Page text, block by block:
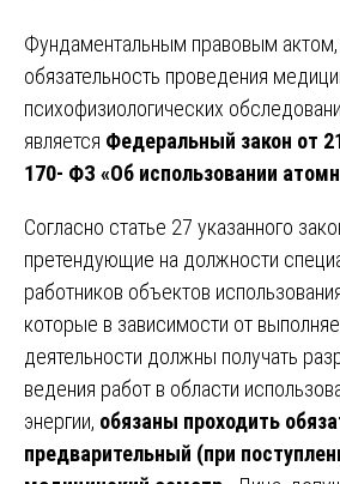
Фундаментальным правовым
обязательность проведения
психофизиологических
является Федеральный закон от
170- ФЗ «Об использовании
Согласно статье 27 указанного
претендующие на должности
работников объектов
которые в зависимости от
деятельности должны получать
ведения работ в области
энергии, обязаны проходить
предварительный (при